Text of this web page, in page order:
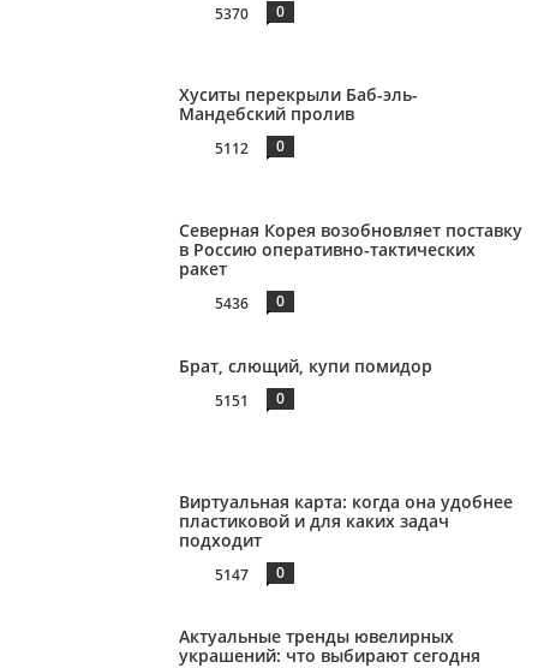
5370 0
Хуситы перекрыли Баб-эль-
Мандебский пролив
5112 0
Северная Корея возобновляет поставку
в Россию оперативно-тактических
ракет
5436 0
Брат, слющий, купи помидор
5151 0
Виртуальная карта: когда она удобнее
пластиковой и для каких задач
подходит
5147 0
Актуальные тренды ювелирных
украшений: что выбирают сегодня